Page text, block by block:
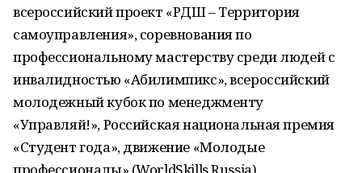
всероссийский проект «РДШ – Территория
самоуправления», соревнования по
профессиональному мастерству среди людей с
инвалидностью «Абилимпикс», всероссийский
молодежный кубок по менеджменту
«Управляй!», Российская национальная премия
«Студент года», движение «Молодые